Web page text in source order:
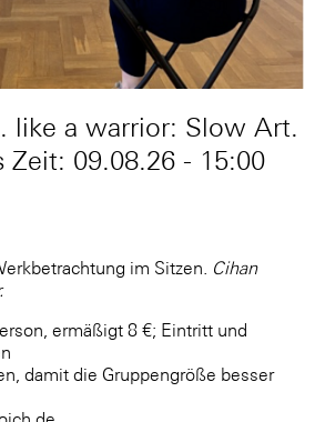
like a warrior: Slow Art.
Zeit: 09.08.26 - 15:00
im Sitzen.
Cihan
ermäßigt 8 €; Eintritt und
damit die Gruppengröße besser